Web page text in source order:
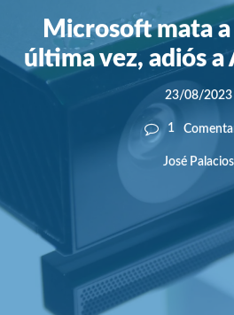
Microsoft mata
última vez, adiós
23/08/2023
1
José Palacios